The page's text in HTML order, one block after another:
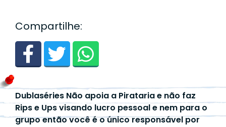
Compartilhe:
Dublaséries Não apoia a Pirataria e não faz
Rips e Ups visando lucro pessoal e nem para o
grupo então você é o único responsável por